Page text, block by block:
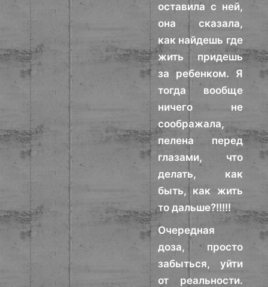
оставила с ней,
она сказала,
как найдешь где
жить придешь
за ребенком. Я
тогда вообще
ничего не
соображала,
пелена перед
глазами, что
делать, как
быть, как жить
то дальше?!!!!!
Очередная
доза, просто
забыться, уйти
от реальности.